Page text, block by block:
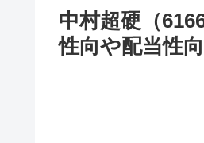
中村超硬（
性向や配当性